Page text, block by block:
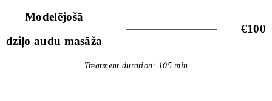
Modelējošā
dziļo audu masāža
€100
Treatment duration: 105 min